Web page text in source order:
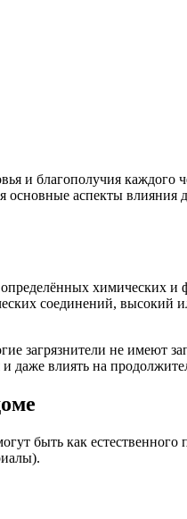
и благополучия
аспекты влияния
химических
соединений,
загрязнители не
даже влиять на
быть как